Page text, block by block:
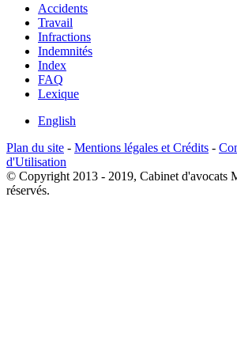
Accidents
Travail
Infractions
Indemnités
Index
FAQ
Lexique
English
Plan du site - Mentions légales et Crédits -
d'Utilisation
© Copyright 2013 - 2019, Cabinet d'avocats
réservés.